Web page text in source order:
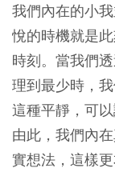
我們內在的小
悅的時機就是
時刻。當我們
理到最少時，
這種平靜，可
由此，我們內
實想法，這樣